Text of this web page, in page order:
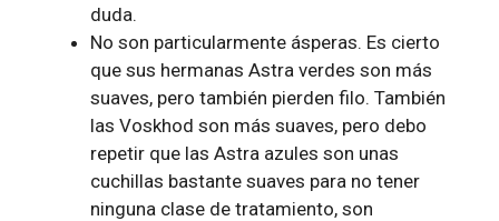
duda.
No son particularmente ásperas. Es cierto
que sus hermanas Astra verdes son más
suaves, pero también pierden filo. También
las Voskhod son más suaves, pero debo
repetir que las Astra azules son unas
cuchillas bastante suaves para no tener
ninguna clase de tratamiento, son